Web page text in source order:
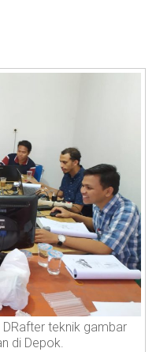
DRafter teknik gambar
di Depok.